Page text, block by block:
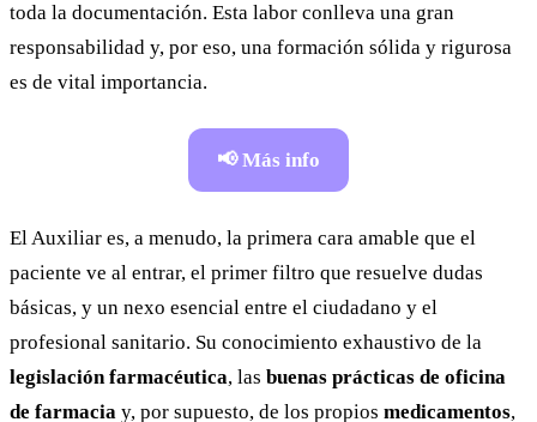
toda la documentación. Esta labor conlleva una gran
responsabilidad y, por eso, una formación sólida y rigurosa
es de vital importancia.
📢 Más info
El Auxiliar es, a menudo, la primera cara amable que el
paciente ve al entrar, el primer filtro que resuelve dudas
básicas, y un nexo esencial entre el ciudadano y el
profesional sanitario. Su conocimiento exhaustivo de la
legislación farmacéutica, las buenas prácticas de oficina
de farmacia y, por supuesto, de los propios medicamentos,